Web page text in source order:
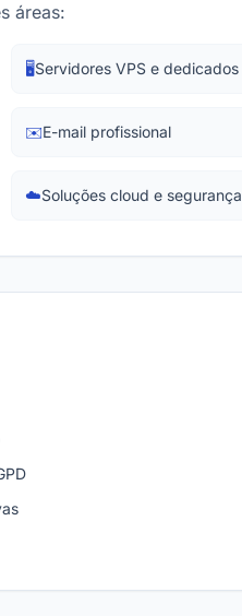
áreas:
🖥️Servidores VPS e dedicados
✉️E-mail profissional
☁️Soluções cloud e segurança